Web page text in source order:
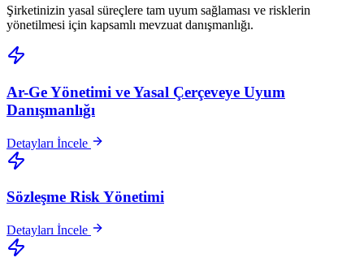
Şirketinizin yasal süreçlere tam uyum sağlaması ve risklerin
yönetilmesi için kapsamlı mevzuat danışmanlığı.
Ar-Ge Yönetimi ve Yasal Çerçeveye Uyum
Danışmanlığı
Detayları İncele
Sözleşme Risk Yönetimi
Detayları İncele